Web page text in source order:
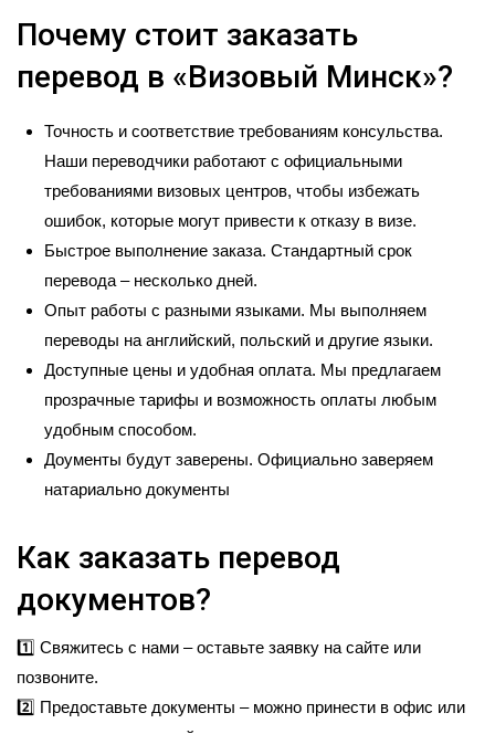
Почему стоит заказать
перевод в «Визовый Минск»?
Точность и соответствие требованиям консульства.
Наши переводчики работают с официальными
требованиями визовых центров, чтобы избежать
ошибок, которые могут привести к отказу в визе.
Быстрое выполнение заказа. Стандартный срок
перевода – несколько дней.
Опыт работы с разными языками. Мы выполняем
переводы на английский, польский и другие языки.
Доступные цены и удобная оплата. Мы предлагаем
прозрачные тарифы и возможность оплаты любым
удобным способом.
Доументы будут заверены. Официально заверяем
натариально документы
Как заказать перевод
документов?
1️⃣ Свяжитесь с нами – оставьте заявку на сайте или
позвоните.
2️⃣ Предоставьте документы – можно принести в офис или